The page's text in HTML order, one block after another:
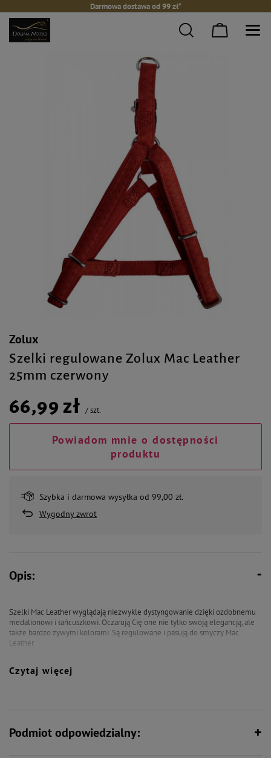
Darmowa dostawa od 99 zł*
Zolux
Szelki regulowane Zolux Mac Leather
25mm czerwony
66,99 zł /szt.
Powiadom mnie o dostępności
produktu
Szybka i darmowa wysyłka od 99,00 zł.
Wygodny zwrot
Opis:
Szelki Mac Leather wyglądają niezwykle dystyngowanie dzięki ozdobnemu
medalionowi i łańcuszkowi. Oczarują Cię one nie tylko swoją elegancją, ale
także bardzo żywymi kolorami. Są regulowane i pasują do smyczy Mac
Leather
Czytaj więcej
Podmiot odpowiedzialny: